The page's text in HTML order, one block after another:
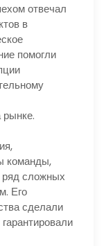
отвечал
в
помогли
рынке.
команды,
ряд сложных
Его
сделали